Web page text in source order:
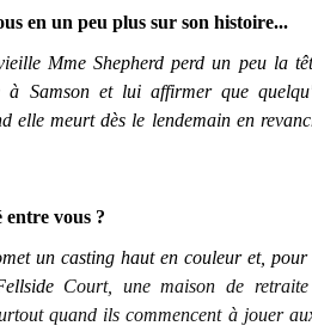
en un peu plus sur son histoire...
Mme Shepherd perd un peu la
à Samson et lui affirmer que
elle meurt dès le lendemain en
entre vous ?
un casting haut en couleur et,
Court, une maison de
quand ils commencent à jouer